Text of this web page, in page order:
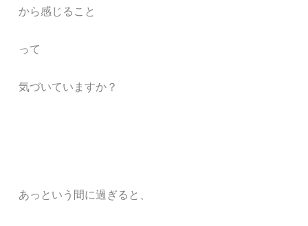
から感じること
って
気づいていますか？
あっという間に過ぎると、